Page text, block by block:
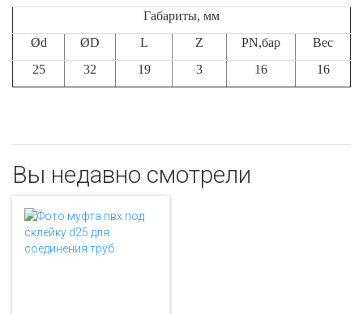
Габариты, мм
Ød
ØD L Z PN,бар
Вес
25
32 19 3 16 16
Вы недавно смотрели